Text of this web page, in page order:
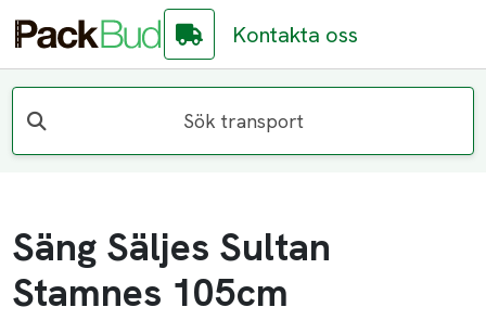
Kontakta oss
Sök transport
Säng Säljes Sultan
Stamnes 105cm